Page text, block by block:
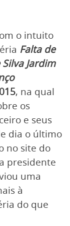
o intuito
Falta de
Jardim
, na qual
os
e seus
dia o último
no site do
presidente
uma
à
do que